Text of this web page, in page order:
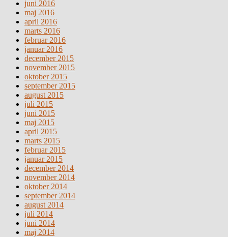
juni 2016
maj 2016
april 2016
marts 2016
februar 2016
januar 2016
december 2015
november 2015
oktober 2015
september 2015
august 2015
juli 2015
juni 2015
maj 2015
april 2015
marts 2015
februar 2015
januar 2015
december 2014
november 2014
oktober 2014
september 2014
august 2014
juli 2014
juni 2014
maj 2014